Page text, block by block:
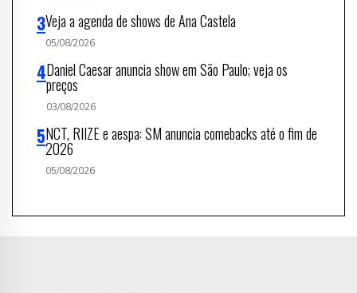
Veja a agenda de shows de Ana Castela
05/08/2026
Daniel Caesar anuncia show em São Paulo; veja os
preços
03/08/2026
NCT, RIIZE e aespa: SM anuncia comebacks até o fim de
2026
05/08/2026